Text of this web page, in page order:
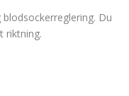
Du
riktning.